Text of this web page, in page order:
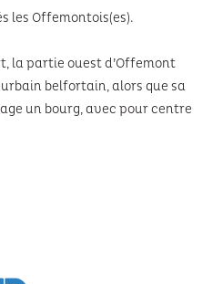
les Offemontois(es).
la partie ouest d’Offemont
belfortain, alors que sa
un bourg, avec pour centre